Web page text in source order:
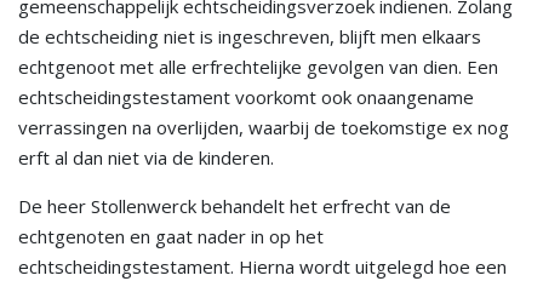
gemeenschappelijk echtscheidingsverzoek indienen. Zolang
de echtscheiding niet is ingeschreven, blijft men elkaars
echtgenoot met alle erfrechtelijke gevolgen van dien. Een
echtscheidingstestament voorkomt ook onaangename
verrassingen na overlijden, waarbij de toekomstige ex nog
erft al dan niet via de kinderen.
De heer Stollenwerck behandelt het erfrecht van de
echtgenoten en gaat nader in op het
echtscheidingstestament. Hierna wordt uitgelegd hoe een